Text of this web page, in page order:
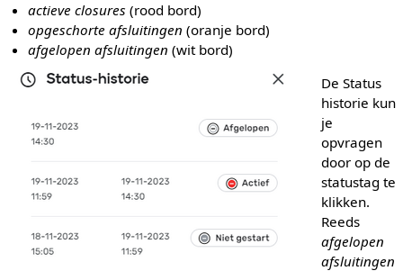
actieve closures (rood bord)
opgeschorte afsluitingen (oranje bord)
afgelopen afsluitingen (wit bord)
De Status
historie kun
je
opvragen
door op de
statustag te
klikken.
Reeds
afgelopen
afsluitingen